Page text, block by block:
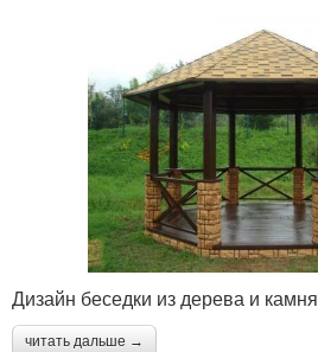
Дизайн беседки из дерева и камня
читать дальше →